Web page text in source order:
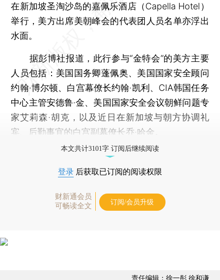
在新加坡圣淘沙岛的嘉佩乐酒店（Capella Hotel）
举行，美方出席美朝峰会的代表团人员名单亦浮出
水面。
据彭博社报道，此行参与“金特会”的美方主要
人员包括：美国国务卿蓬佩奥、美国国家安全顾问
约翰·博尔顿、白宫幕僚长约翰·凯利、CIA韩国任务
中心主管安德鲁·金、美国国家安全会议朝鲜问题专
家艾莉森·胡克，以及近日在新加坡与朝方协调礼
宾、后勤事宜的白宫副幕僚长乔·哈金。
本文共计3101字 订阅后继续阅读
登录 后获取已订阅的阅读权限
财新通会员
可畅读全文
订阅/会员升级
责任编辑：徐一彤 徐和谦